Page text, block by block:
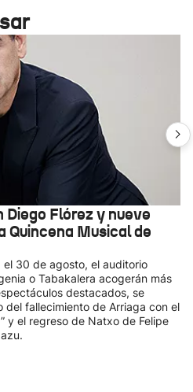
Diego Flórez y nueve
Quincena Musical de
30 de agosto, el auditorio
o Tabakalera acogerán más
destacados, se
del fallecimiento de Arriaga con el
y el regreso de Natxo de Felipe